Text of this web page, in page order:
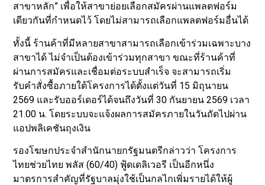
สาขาหลัก” เพื่อให้สาขาย่อยเลือกสมัครผ่านแพลตฟอร์ม
เดียวกันที่กำหนดไว้ โดยไม่สามารถเลือกแพลตฟอร์มอื่นได้
ทั้งนี้ ร้านค้าที่มีหลายสาขาสามารถเลือกเข้าร่วมเฉพาะบาง
สาขาได้ ไม่จำเป็นต้องเข้าร่วมทุกสาขา ขณะที่ร้านค้าที่
ผ่านการสมัครและเชื่อมต่อระบบสำเร็จ จะสามารถเริ่ม
รับคำสั่งซื้อภายใต้โครงการได้ตั้งแต่วันที่ 15 มิถุนายน
2569 และรับออร์เดอร์ได้จนถึงวันที่ 30 กันยายน 2569 เวลา
21.00 น. โดยระบบจะแจ้งผลการสมัครภายในวันถัดไปผ่าน
แอปพลิเคชันถุงเงิน
รองโฆษกประจำสำนักนายกรัฐมนตรีกล่าวว่า โครงการ
ไทยช่วยไทย พลัส (60/40) ฟู้ดเดลิเวอรี เป็นอีกหนึ่ง
มาตรการสำคัญที่รัฐบาลมุ่งใช้เป็นกลไกเพิ่มรายได้ให้ผู้